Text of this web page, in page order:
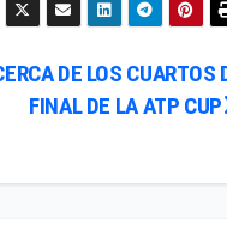
DE LOS CUARTOS
FINAL DE LA ATP CUP